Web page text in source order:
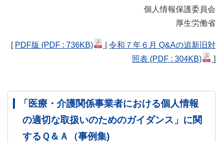
個人情報保護委員会
厚生労働省
[ PDF版 (PDF : 736KB)
令和７年６月 Q&Aの追新旧対
照表 (PDF : 304KB) ]
「医療・介護関係事業者における個人情報
の適切な取扱いのためのガイダンス」に関
するＱ＆Ａ（事例集)